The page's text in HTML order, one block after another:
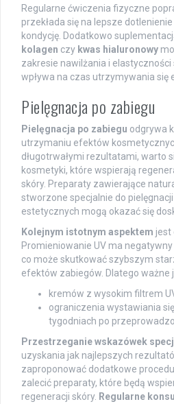
Regularne ćwiczenia fizyczne
przekłada się na lepsze
kondycję. Dodatkowo
kolagen czy kwas hialuronowy
zakresie nawilżania i elastyczności
wpływa na czas utrzymywania się
Pielęgnacja po zabiegu
Pielęgnacja po zabiegu odgrywa
utrzymaniu efektów
długotrwałymi rezultatami, warto
kosmetyki, które wspierają
skóry. Preparaty zawierające
stworzone specjalnie do
estetycznych mogą okazać się
Kolejnym istotnym aspektem jest
Promieniowanie UV ma negatywny
co może skutkować szybszym
efektów zabiegów. Dlatego ważne
kremów z wysokim filtrem
ograniczenia wystawiania
tygodniach po
Przestrzeganie wskazówek
uzyskania jak najlepszych
zaproponować dodatkowe
zalecić preparaty, które będą
regeneracji skóry. Regularne